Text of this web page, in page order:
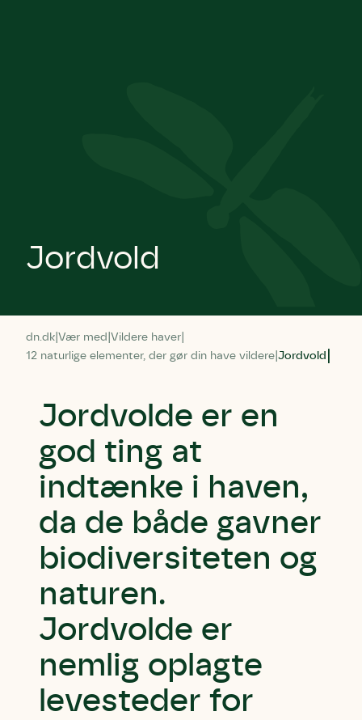
Jordvold
dn.dk Vær med Vildere haver
12 naturlige elementer, der gør din have vildere Jordvold
Jordvolde er en
god ting at
indtænke i haven,
da de både gavner
biodiversiteten og
naturen.
Jordvolde er
nemlig oplagte
levesteder for